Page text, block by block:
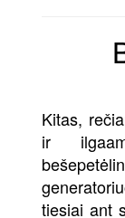
Kitas,
ir
tiesiai ant